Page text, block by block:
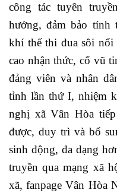
công tác tuyên
hướng, đảm bảo tính
khí thế thi đua sôi nổi
cao nhận thức, cổ vũ
đảng viên và nhân
tỉnh lần thứ I, nhiệm
nghị xã Vân Hòa
được, duy trì và bổ
sinh động, đa dạng
truyền qua mạng xã
xã, fanpage Vân Hòa